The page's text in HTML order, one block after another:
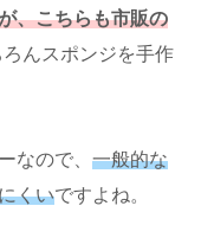
、こちらも市販の
ろんスポンジを手作
なので、 一般的な
くいですよね。